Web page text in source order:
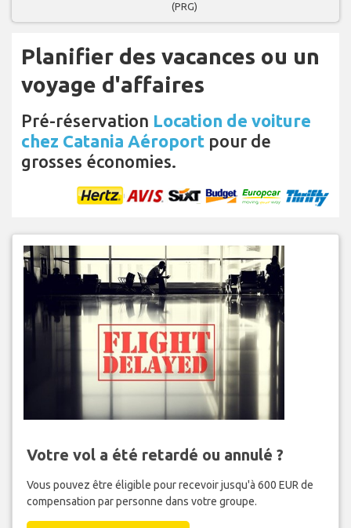
(PRG)
Planifier des vacances ou un
voyage d'affaires
Pré-réservation Location de voiture
chez Catania Aéroport pour de
grosses économies.
Votre vol a été retardé ou annulé ?
Vous pouvez être éligible pour recevoir jusqu'à 600 EUR de
compensation par personne dans votre groupe.